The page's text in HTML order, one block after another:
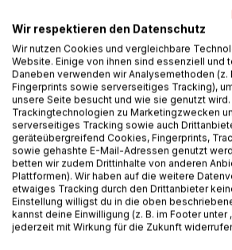
Nach dem Scheitern seiner beruflichen
Südtiroler Politiker, dann als
Michl Siglmann an die Grenzen seiner
seiner Prinzipienfestigkeit gestoßen.
leidet der Achtzigjährige an Demenz.
Fatima war Lehrerin in ihrer Heimat
Haram sie zur Flucht nach Südtirol
In Michls und Fatimas mal ernsten, mal
über Politik, Religion, Gerechtigkeit,
Bedeutung der eigenen Ideale
Gedanken vorwiegend in der
Wir respektieren den Datenschutz
Wir nutzen Cookies und vergleichbare
Website. Einige von ihnen sind essenziell und
Daneben verwenden wir Analysemethoden (z.
Fingerprints sowie serverseitiges Tracking),
unsere Seite besucht und wie sie genutzt
Trackingtechnologien zu Marketingzwecken
serverseitiges Tracking sowie auch
geräteübergreifend Cookies, Fingerprints,
sowie gehashte E-Mail-Adressen genutzt
betten wir zudem Drittinhalte von anderen
Plattformen). Wir haben auf die weitere
etwaiges Tracking durch den Drittanbieter
Einstellung willigst du in die oben
kannst deine Einwilligung (z. B. im Footer unter
jederzeit mit Wirkung für die Zukunft